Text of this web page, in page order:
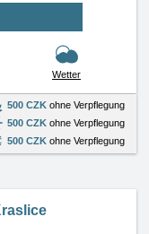
Wetter
500 CZK ohne Verpflegung
500 CZK ohne Verpflegung
500 CZK ohne Verpflegung